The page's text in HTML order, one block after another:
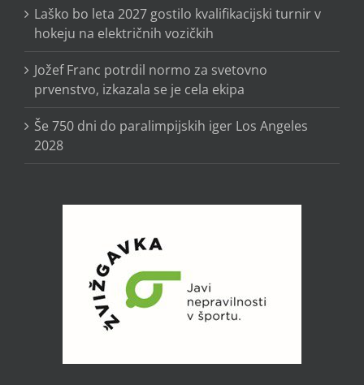
Laško bo leta 2027 gostilo kvalifikacijski turnir v
hokeju na električnih vozičkih
Jožef Franc potrdil normo za svetovno
prvenstvo, izkazala se je cela ekipa
Še 750 dni do paralimpijskih iger Los Angeles
2028